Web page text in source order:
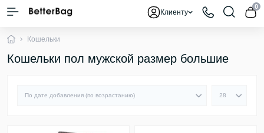
Клиенту
0
Кошельки
Кошельки пол мужской размер большие